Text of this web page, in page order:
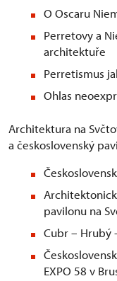
O Oscaru
Perretovy a
architektuře
Perretismus
Ohlas
Architektura na
a československý
pavilonu na
Cubr – Hrubý
EXPO 58 v